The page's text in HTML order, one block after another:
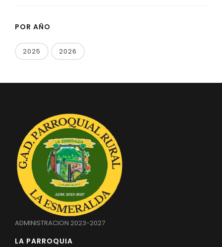
POR AÑO
2025 2026
ADMINISTRACION 2023-2027
LA PARROQUIA